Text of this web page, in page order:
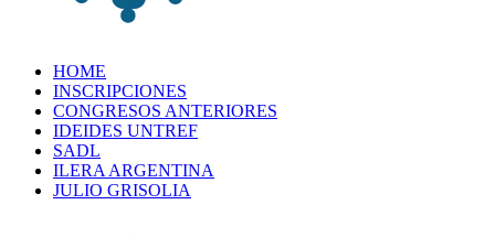
HOME
INSCRIPCIONES
CONGRESOS ANTERIORES
IDEIDES UNTREF
SADL
ILERA ARGENTINA
JULIO GRISOLIA